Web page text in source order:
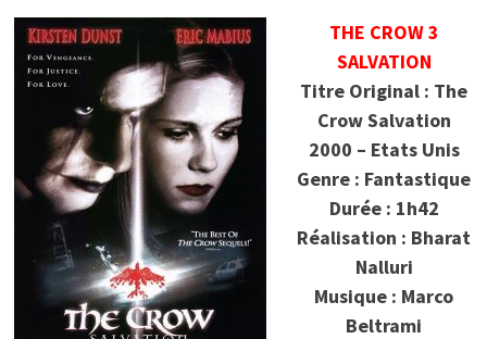
THE CROW 3
SALVATION
Titre Original : The
Crow Salvation
2000 – Etats Unis
Genre : Fantastique
Durée : 1h42
Réalisation : Bharat
Nalluri
Musique : Marco
Beltrami